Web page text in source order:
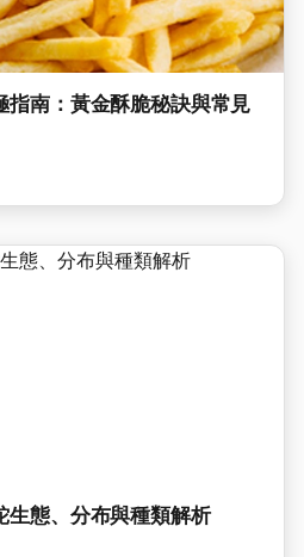
指南：黃金酥脆秘訣與常見
生態、分布與種類解析